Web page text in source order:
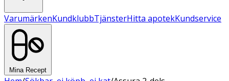
VarumärkenKundklubbTjänsterHitta apotekKundservice
Mina Recept